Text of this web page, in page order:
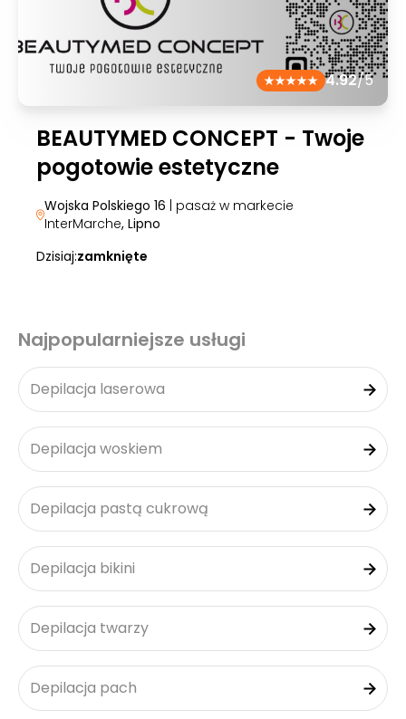
4.92/5
BEAUTYMED CONCEPT - Twoje
pogotowie estetyczne
Wojska Polskiego 16 | pasaż w markecie
InterMarche, Lipno
Dzisiaj:zamknięte
Najpopularniejsze usługi
Depilacja laserowa
Depilacja woskiem
Depilacja pastą cukrową
Depilacja bikini
Depilacja twarzy
Depilacja pach